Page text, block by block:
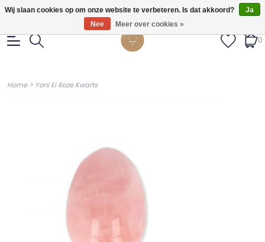
Gratis verzendig vanaf €55.
0
Home> Yoni Ei Roze Kwarts
Wij slaan cookies op om onze website te verbeteren. Is dat akkoord?
Ja
Nee
Meer over cookies »